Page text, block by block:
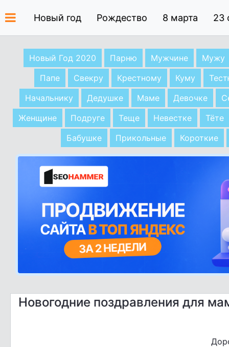
Новый год Рождество 8 марта 23
Новый Год 2020 Парню Мужчине
Мужу
Папе
Свекру Крестному Куму
Начальнику
Дедушке Маме Девочке
Женщине
Подруге Теще Невестке
Тёте
Бабушке
Прикольные Короткие
Новогодние поздравления для